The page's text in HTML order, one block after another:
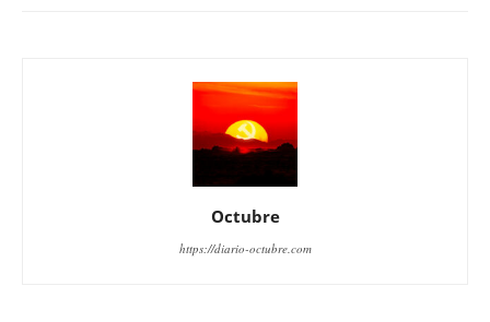
Octubre
https://diario-octubre.com